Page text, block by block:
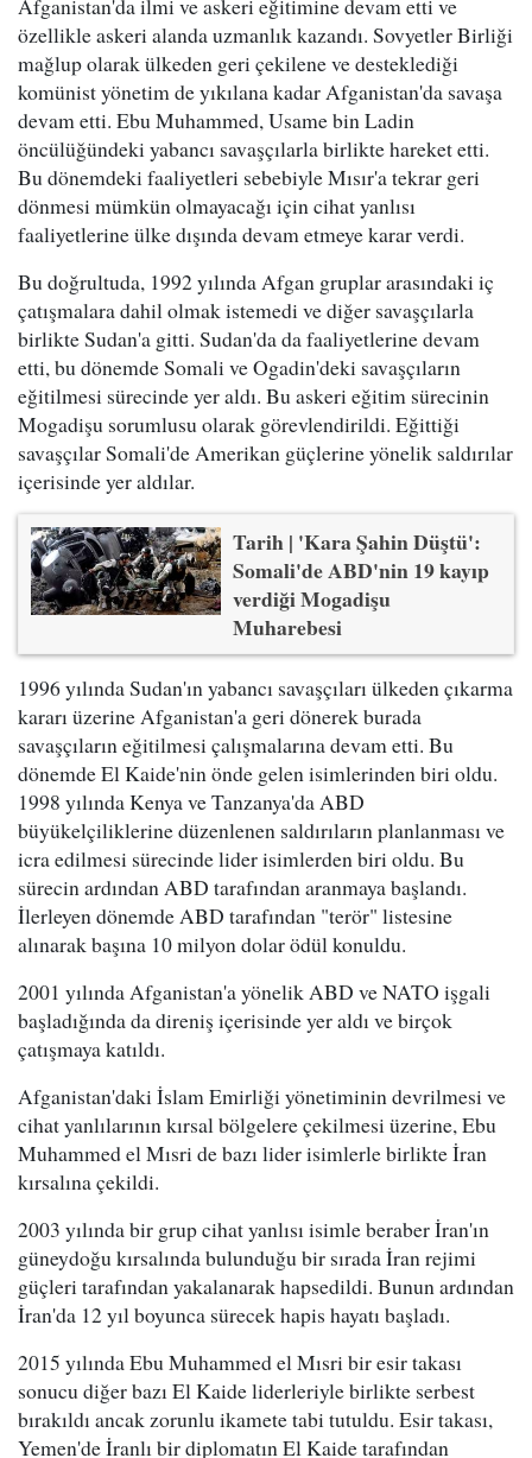
Afganistan'da ilmi ve askeri eğitimine devam etti ve
özellikle askeri alanda uzmanlık kazandı. Sovyetler Birliği
mağlup olarak ülkeden geri çekilene ve desteklediği
komünist yönetim de yıkılana kadar Afganistan'da savaşa
devam etti. Ebu Muhammed, Usame bin Ladin
öncülüğündeki yabancı savaşçılarla birlikte hareket etti.
Bu dönemdeki faaliyetleri sebebiyle Mısır'a tekrar geri
dönmesi mümkün olmayacağı için cihat yanlısı
faaliyetlerine ülke dışında devam etmeye karar verdi.
Bu doğrultuda, 1992 yılında Afgan gruplar arasındaki iç
çatışmalara dahil olmak istemedi ve diğer savaşçılarla
birlikte Sudan'a gitti. Sudan'da da faaliyetlerine devam
etti, bu dönemde Somali ve Ogadin'deki savaşçıların
eğitilmesi sürecinde yer aldı. Bu askeri eğitim sürecinin
Mogadişu sorumlusu olarak görevlendirildi. Eğittiği
savaşçılar Somali'de Amerikan güçlerine yönelik saldırılar
içerisinde yer aldılar.
Tarih | 'Kara Şahin Düştü':
Somali'de ABD'nin 19 kayıp
verdiği Mogadişu
Muharebesi
1996 yılında Sudan'ın yabancı savaşçıları ülkeden çıkarma
kararı üzerine Afganistan'a geri dönerek burada
savaşçıların eğitilmesi çalışmalarına devam etti. Bu
dönemde El Kaide'nin önde gelen isimlerinden biri oldu.
1998 yılında Kenya ve Tanzanya'da ABD
büyükelçiliklerine düzenlenen saldırıların planlanması ve
icra edilmesi sürecinde lider isimlerden biri oldu. Bu
sürecin ardından ABD tarafından aranmaya başlandı.
İlerleyen dönemde ABD tarafından "terör" listesine
alınarak başına 10 milyon dolar ödül konuldu.
2001 yılında Afganistan'a yönelik ABD ve NATO işgali
başladığında da direniş içerisinde yer aldı ve birçok
çatışmaya katıldı.
Afganistan'daki İslam Emirliği yönetiminin devrilmesi ve
cihat yanlılarının kırsal bölgelere çekilmesi üzerine, Ebu
Muhammed el Mısri de bazı lider isimlerle birlikte İran
kırsalına çekildi.
2003 yılında bir grup cihat yanlısı isimle beraber İran'ın
güneydoğu kırsalında bulunduğu bir sırada İran rejimi
güçleri tarafından yakalanarak hapsedildi. Bunun ardından
İran'da 12 yıl boyunca sürecek hapis hayatı başladı.
2015 yılında Ebu Muhammed el Mısri bir esir takası
sonucu diğer bazı El Kaide liderleriyle birlikte serbest
bırakıldı ancak zorunlu ikamete tabi tutuldu. Esir takası,
Yemen'de İranlı bir diplomatın El Kaide tarafından